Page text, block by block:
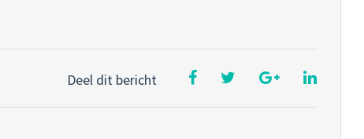
Deel dit bericht